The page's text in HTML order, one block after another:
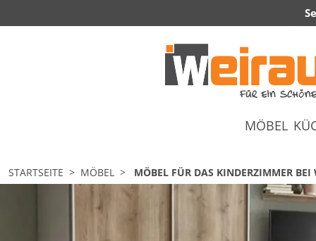
MÖBEL
STARTSEITE MÖBEL MÖBEL FÜR DAS KINDERZIMMER BEI